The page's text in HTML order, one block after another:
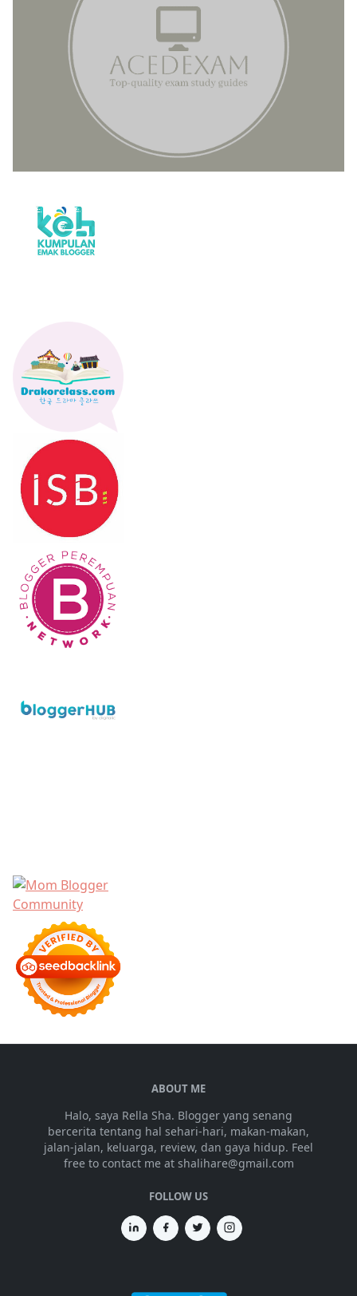
ABOUT ME
Halo, saya Rella Sha. Blogger yang senang
bercerita tentang hal sehari-hari, makan-makan,
jalan-jalan, keluarga, review, dan gaya hidup. Feel
free to contact me at shalihare@gmail.com
FOLLOW US